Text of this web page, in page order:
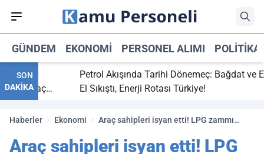
GÜNDEM EKONOMI PERSONEL ALIMI POLITIKA
SON
DAKİKA
bitti,
maç
Petrol Akışında Tarihi Dönemeç: Bağdat ve Erbil
El Sıkıştı, Enerji Rotası Türkiye!
Haberler Ekonomi
Araç sahipleri isyan etti! LPG zammı
fiyatları
Araç sahipleri isyan etti! LPG